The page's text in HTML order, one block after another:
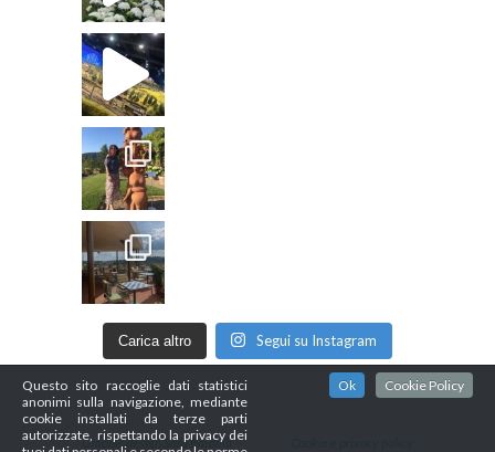
Carica altro Segui su Instagram
Graphic design Sara Bardelli
Questo sito raccoglie dati statistici
anonimi sulla navigazione, mediante
cookie installati da terze parti
autorizzate, rispettando la privacy dei
Ok Cookie Policy